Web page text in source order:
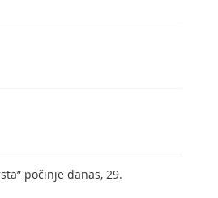
počinje danas, 29.